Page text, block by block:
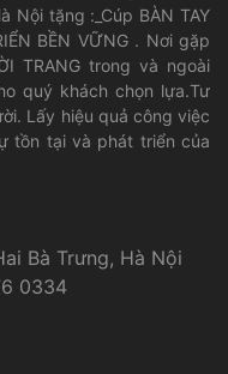
Nội tặng :_Cúp BÀN TAY
BỀN VỮNG . Nơi gặp
TRANG trong và ngoài
quý khách chọn lựa.Tư
Lấy hiệu quả công việc
tồn tại và phát triển của
Bà Trưng, Hà Nội
0334